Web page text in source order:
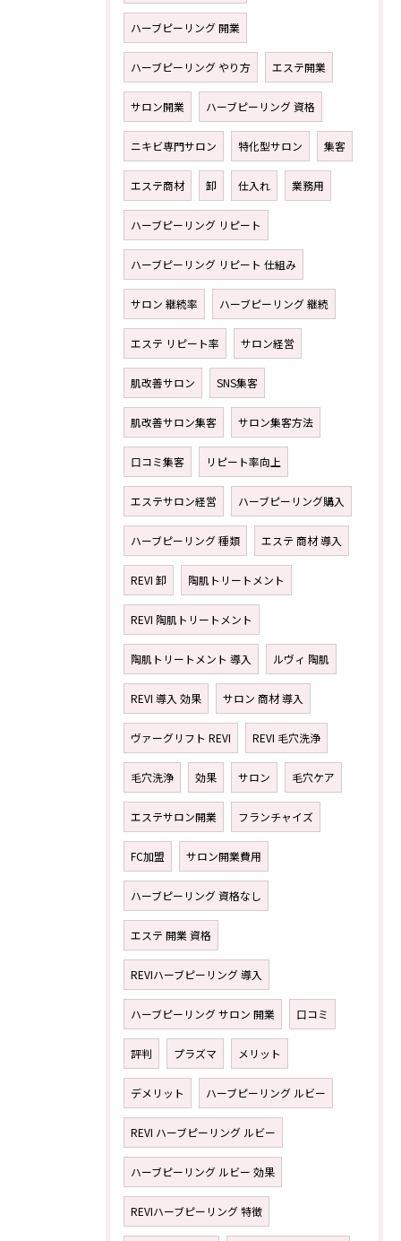
ハーブピーリング 開業
ハーブピーリング やり方 エステ開業
サロン開業 ハーブピーリング 資格
ニキビ専門サロン 特化型サロン 集客
エステ商材 卸 仕入れ 業務用
ハーブピーリング リピート
ハーブピーリング リピート 仕組み
サロン 継続率 ハーブピーリング 継続
エステ リピート率 サロン経営
肌改善サロン SNS集客
肌改善サロン集客 サロン集客方法
口コミ集客 リピート率向上
エステサロン経営 ハーブピーリング購入
ハーブピーリング 種類 エステ 商材 導入
REVI 卸 陶肌トリートメント
REVI 陶肌トリートメント
陶肌トリートメント 導入 ルヴィ 陶肌
REVI 導入 効果 サロン 商材 導入
ヴァーグリフト REVI REVI 毛穴洗浄
毛穴洗浄 効果 サロン 毛穴ケア
エステサロン開業 フランチャイズ
FC加盟 サロン開業費用
ハーブピーリング 資格なし
エステ 開業 資格
REVIハーブピーリング 導入
ハーブピーリング サロン 開業 口コミ
評判 プラズマ メリット
デメリット ハーブピーリング ルビー
REVI ハーブピーリング ルビー
ハーブピーリング ルビー 効果
REVIハーブピーリング 特徴